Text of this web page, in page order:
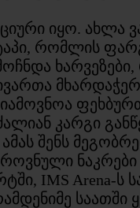
იყო.
რომლის
ხარვეზები,
კარგი
შენს
ნაკრები
IMS Arena-ს
საათში